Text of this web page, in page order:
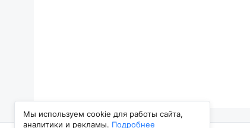
Мы используем cookie для работы сайта,
аналитики и рекламы. Подробнее